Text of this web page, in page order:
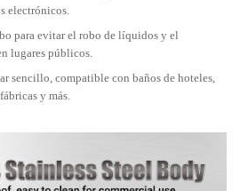
electrónicos.
para evitar el robo de líquidos y el
lugares públicos.
sencillo, compatible con baños de hoteles,
y más.